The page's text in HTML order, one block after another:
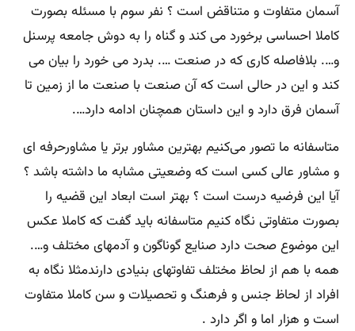
آسمان متفاوت و متناقض است ؟ نفر سوم با مسئله بصورت
کاملا احساسی برخورد می کند و گناه را به دوش جامعه پرسنل
و…. بلافاصله کاری که در صنعت …. بدرد می خورد را بیان می
کند و این در حالی است که آن صنعت با صنعت ما از زمین تا
آسمان فرق دارد و این داستان همچنان ادامه دارد….
متاسفانه ما تصور می‌کنیم بهترین مشاور برتر یا مشاورحرفه ای
و مشاور عالی کسی است که وضعیتی مشابه ما داشته باشد ؟
آیا این فرضیه درست است ؟ بهتر است ابعاد این قضیه را
بصورت متفاوتی نگاه کنیم متاسفانه باید گفت که کاملا عکس
این موضوع صحت دارد صنایع گوناگون و آدمهای مختلف و….
همه با هم از لحاظ مختلف تفاوتهای بنیادی دارندمثلا نگاه به
افراد از لحاظ جنس و فرهنگ و تحصیلات و سن کاملا متفاوت
است و هزار اما و اگر دارد .